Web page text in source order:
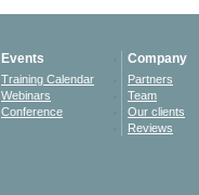
Events
Training Calendar
Webinars
Conference
Company
Partners
Team
Our clients
Reviews